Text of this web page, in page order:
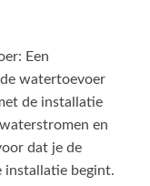
Een
watertoevoer
de installatie
en
dat je de
begint.